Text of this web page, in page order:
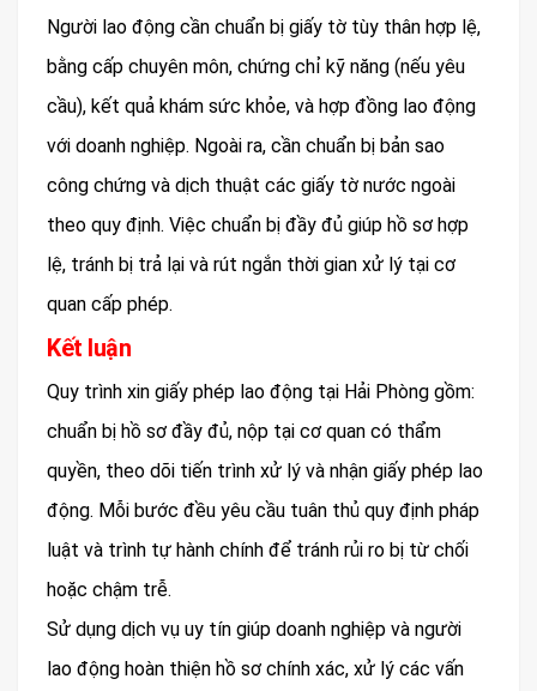
Người lao động cần chuẩn bị giấy tờ tùy thân hợp lệ,
bằng cấp chuyên môn, chứng chỉ kỹ năng (nếu yêu
cầu), kết quả khám sức khỏe, và hợp đồng lao động
với doanh nghiệp. Ngoài ra, cần chuẩn bị bản sao
công chứng và dịch thuật các giấy tờ nước ngoài
theo quy định. Việc chuẩn bị đầy đủ giúp hồ sơ hợp
lệ, tránh bị trả lại và rút ngắn thời gian xử lý tại cơ
quan cấp phép.
Kết luận
Quy trình xin giấy phép lao động tại Hải Phòng gồm:
chuẩn bị hồ sơ đầy đủ, nộp tại cơ quan có thẩm
quyền, theo dõi tiến trình xử lý và nhận giấy phép lao
động. Mỗi bước đều yêu cầu tuân thủ quy định pháp
luật và trình tự hành chính để tránh rủi ro bị từ chối
hoặc chậm trễ.
Sử dụng dịch vụ uy tín giúp doanh nghiệp và người
lao động hoàn thiện hồ sơ chính xác, xử lý các vấn